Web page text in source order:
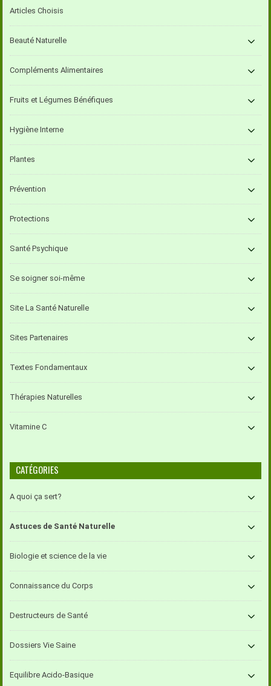
Articles Choisis
Beauté Naturelle
Compléments Alimentaires
Fruits et Légumes Bénéfiques
Hygiène Interne
Plantes
Prévention
Protections
Santé Psychique
Se soigner soi-même
Site La Santé Naturelle
Sites Partenaires
Textes Fondamentaux
Thérapies Naturelles
Vitamine C
CATÉGORIES
A quoi ça sert?
Astuces de Santé Naturelle
Biologie et science de la vie
Connaissance du Corps
Destructeurs de Santé
Dossiers Vie Saine
Equilibre Acido-Basique